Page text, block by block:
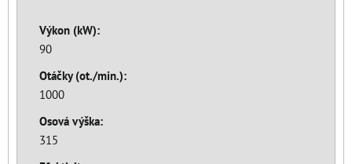
Výkon (kW):
90
Otáčky (ot./min.):
1000
Osová výška:
315